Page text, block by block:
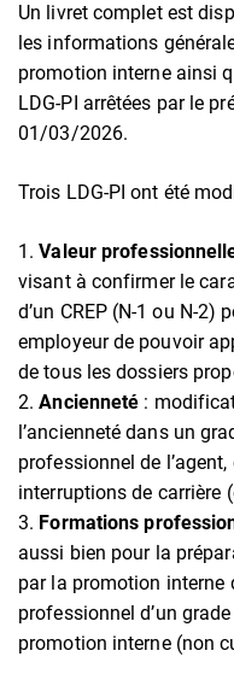
Un livret complet est
les informations
promotion interne ainsi
LDG-PI arrêtées par le
01/03/2026.
Trois LDG-PI ont été
Valeur
visant à confirmer le
d’un CREP (N-1 ou N-2)
employeur de pouvoir
de tous les dossiers
Ancienneté :
l’ancienneté dans un
professionnel de
interruptions de carrière
Formations
aussi bien pour la
par la promotion interne
professionnel d’un
promotion interne (non